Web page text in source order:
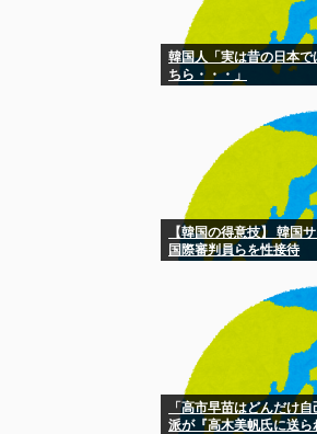
韓国人「実は昔の日本で
ちら・・・」
【韓国の得意技】 韓
国際審判員らを性接待
「高市早苗はどんだけ
派が『高木美帆氏に送